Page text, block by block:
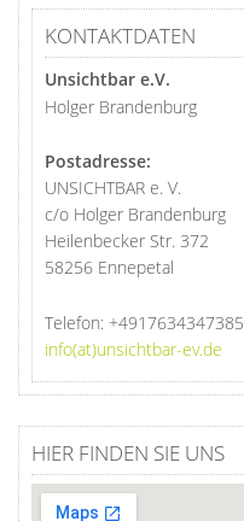
KONTAKTDATEN
Unsichtbar e.V.
Holger Brandenburg
Postadresse:
UNSICHTBAR e. V.
c/o Holger Brandenburg
Heilenbecker Str. 372
58256 Ennepetal
Telefon: +4917634347385
info(at)unsichtbar-ev.de
HIER FINDEN SIE UNS